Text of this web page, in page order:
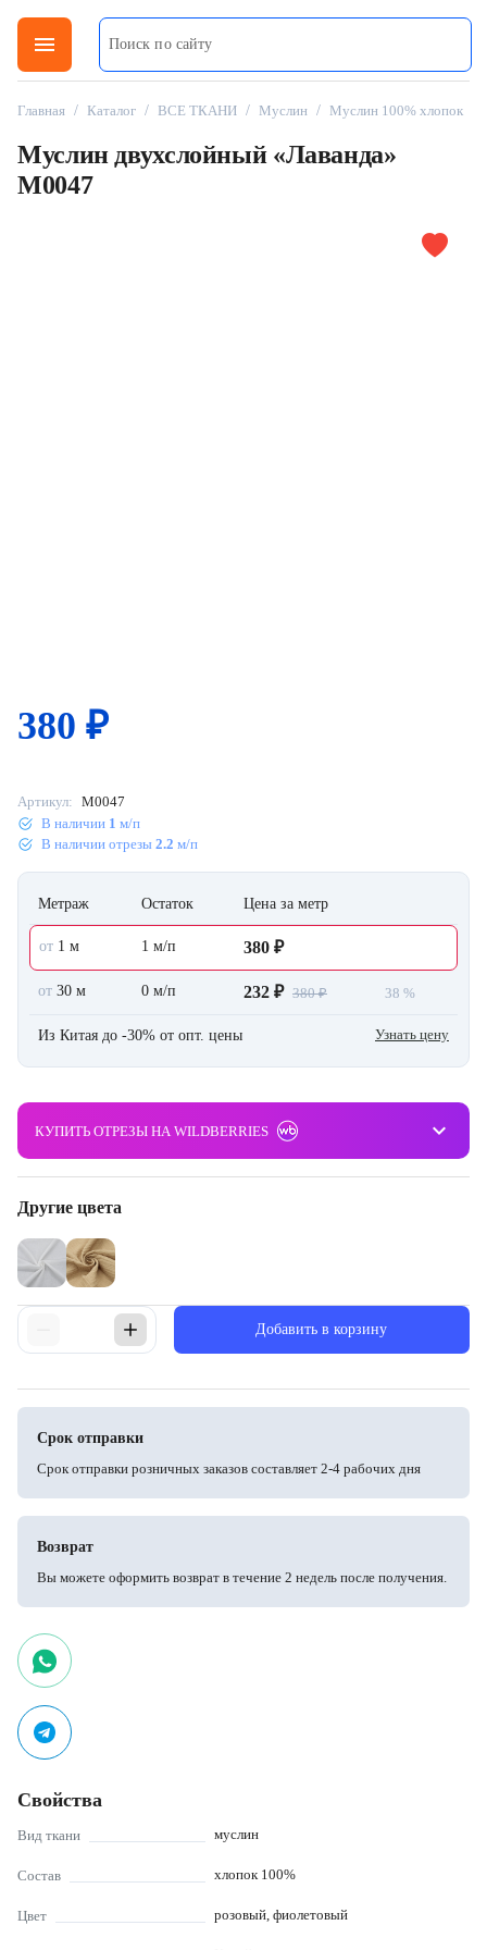
menu
Главная / Каталог / ВСЕ ТКАНИ / Муслин / Муслин 100% хлопок
Муслин двухслойный «Лаванда»
M0047
380 ₽
Артикул: M0047
В наличии 1 м/п
В наличии отрезы 2.2 м/п
Метраж Остаток Цена за метр
от 1 м 1 м/п 380 ₽
от 30 м 0 м/п 232 ₽ 380 ₽ 38 %
Из Китая до -30% от опт. цены Узнать цену
КУПИТЬ ОТРЕЗЫ НА WILDBERRIES keyboard_arrow_down
Другие цвета
Добавить в корзину
Срок отправки
Срок отправки розничных заказов составляет 2-4 рабочих дня
Возврат
Вы можете оформить возврат в течение 2 недель после получения.
Свойства
Вид ткани муслин
Состав хлопок 100%
Цвет розовый, фиолетовый